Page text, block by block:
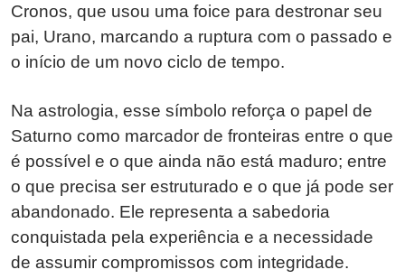
Cronos, que usou uma foice para destronar seu
pai, Urano, marcando a ruptura com o passado e
o início de um novo ciclo de tempo.
Na astrologia, esse símbolo reforça o papel de
Saturno como marcador de fronteiras entre o que
é possível e o que ainda não está maduro; entre
o que precisa ser estruturado e o que já pode ser
abandonado. Ele representa a sabedoria
conquistada pela experiência e a necessidade
de assumir compromissos com integridade.